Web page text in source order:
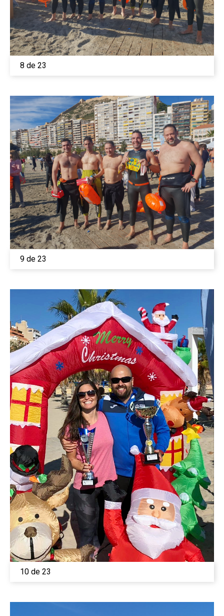
8 de 23
9 de 23
10 de 23